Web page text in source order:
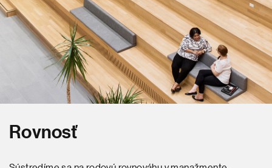
Rovnosť